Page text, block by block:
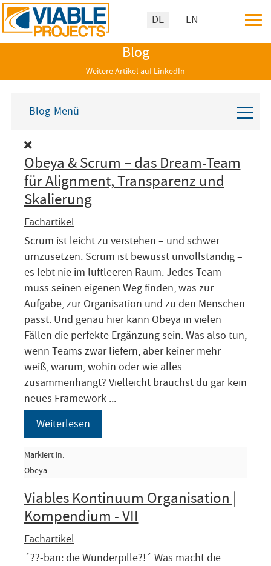
Sprache auswählen
DE EN ≡
Blog
Weitere Artikel auf LinkedIn
Blog-Menü ≡
Obeya & Scrum – das Dream-Team
für Alignment, Transparenz und
Skalierung
Fachartikel
Scrum ist leicht zu verstehen – und schwer
umzusetzen. Scrum ist bewusst unvollständig –
es lebt nie im luftleeren Raum. Jedes Team
muss seinen eigenen Weg finden, was zur
Aufgabe, zur Organisation und zu den Menschen
passt. Und genau hier kann Obeya in vielen
Fällen die perfekte Ergänzung sein. Was also tun,
wenn Teams zwar liefern, aber keiner mehr
weiß, warum, wohin oder wie alles
zusammenhängt? Vielleicht brauchst du gar kein
neues Framework ...
Weiterlesen
Markiert in:
Obeya
Viables Kontinuum Organisation |
Kompendium - VII
Fachartikel
´??-ban: die Wunderpille?!´ Was macht die